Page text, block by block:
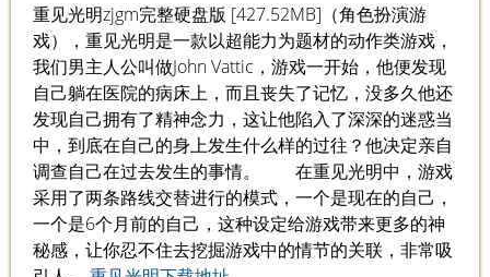
重见光明zjgm完整硬盘版 [427.52MB]（角色扮演游
戏），重见光明是一款以超能力为题材的动作类游戏，
我们男主人公叫做John Vattic，游戏一开始，他便发现
自己躺在医院的病床上，而且丧失了记忆，没多久他还
发现自己拥有了精神念力，这让他陷入了深深的迷惑当
中，到底在自己的身上发生什么样的过往？他决定亲自
调查自己在过去发生的事情。 在重见光明中，游戏
采用了两条路线交替进行的模式，一个是现在的自己，
一个是6个月前的自己，这种设定给游戏带来更多的神
秘感，让你忍不住去挖掘游戏中的情节的关联，非常吸